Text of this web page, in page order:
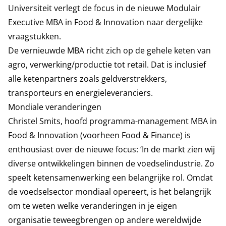
Universiteit verlegt de focus in de nieuwe Modulair
Executive MBA in Food & Innovation naar dergelijke
vraagstukken.
De vernieuwde MBA richt zich op de gehele keten van
agro, verwerking/productie tot retail. Dat is inclusief
alle ketenpartners zoals geldverstrekkers,
transporteurs en energieleveranciers.
Mondiale veranderingen
Christel Smits, hoofd programma-management MBA in
Food & Innovation (voorheen Food & Finance) is
enthousiast over de nieuwe focus: ‘In de markt zien wij
diverse ontwikkelingen binnen de voedselindustrie. Zo
speelt ketensamenwerking een belangrijke rol. Omdat
de voedselsector mondiaal opereert, is het belangrijk
om te weten welke veranderingen in je eigen
organisatie teweegbrengen op andere wereldwijde